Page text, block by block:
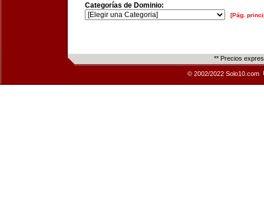
Categorías de Dominio:
[Pág.
** Precios
© 2002/2022 Solo10.com